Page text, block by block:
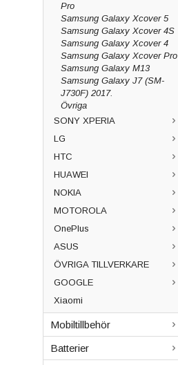
Pro
Samsung Galaxy Xcover 5
Samsung Galaxy Xcover 4S
Samsung Galaxy Xcover 4
Samsung Galaxy Xcover Pro
Samsung Galaxy M13
Samsung Galaxy J7 (SM-
J730F) 2017.
Övriga
SONY XPERIA
LG
HTC
HUAWEI
NOKIA
MOTOROLA
OnePlus
ASUS
ÖVRIGA TILLVERKARE
GOOGLE
Xiaomi
Mobiltillbehör
Batterier